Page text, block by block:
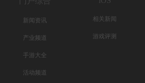
新闻资讯
产业频道
手游大全
活动频道
相关新闻
游戏评测